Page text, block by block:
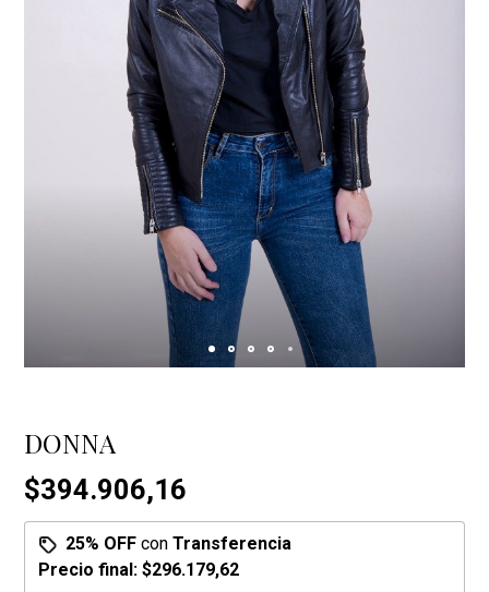
DONNA
$394.906,16
25% OFF conTransferencia
Precio final:$296.179,62